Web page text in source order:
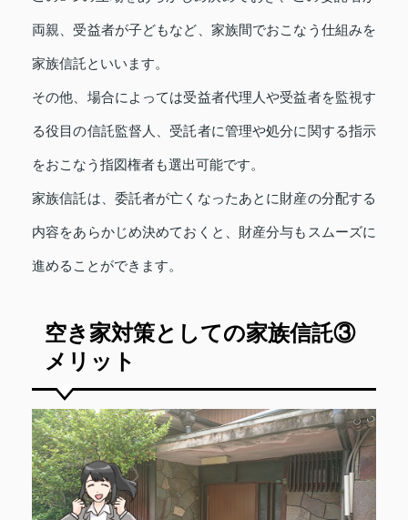
両親、受益者が子どもなど、家族間でおこなう仕組みを
家族信託といいます。
その他、場合によっては受益者代理人や受益者を監視す
る役目の信託監督人、受託者に管理や処分に関する指示
をおこなう指図権者も選出可能です。
家族信託は、委託者が亡くなったあとに財産の分配する
内容をあらかじめ決めておくと、財産分与もスムーズに
進めることができます。
空き家対策としての家族信託③
メリット